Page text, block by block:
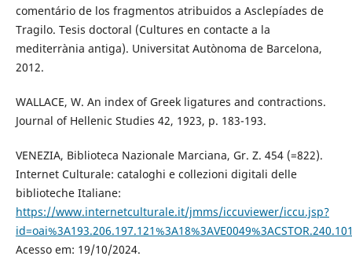
comentário de los fragmentos atribuidos a Asclepíades de
Tragilo. Tesis doctoral (Cultures en contacte a la
mediterrània antiga). Universitat Autònoma de Barcelona,
2012.
WALLACE, W. An index of Greek ligatures and contractions.
Journal of Hellenic Studies 42, 1923, p. 183-193.
VENEZIA, Biblioteca Nazionale Marciana, Gr. Z. 454 (=822).
Internet Culturale: cataloghi e collezioni digitali delle
biblioteche Italiane:
https://www.internetculturale.it/jmms/iccuviewer/iccu.jsp?
Acesso em: 19/10/2024.